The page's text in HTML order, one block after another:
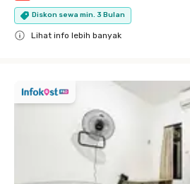
Diskon sewa min. 3 Bulan
Lihat info lebih banyak